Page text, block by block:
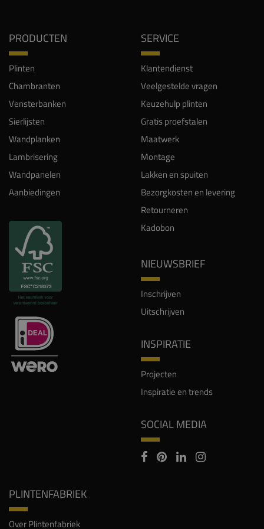
PRODUCTEN
Plinten
Chambranten
Vensterbanken
Sierlijsten
Wandplanken
Lambrisering
Wandpanelen
Aanbiedingen
SERVICE
Klantendienst
Veelgestelde vragen
Keuzehulp plinten
Gratis proefstalen
Maatwerk
Montage
Lakken en spuiten
Bezorgkosten en levering
Retourneren
Kadobon
NIEUWSBRIEF
Inschrijven
Uitschrijven
INSPIRATIE
Projecten
Inspiratie en trends
SOCIAL MEDIA
PLINTENFABRIEK
Over Plintenfabriek